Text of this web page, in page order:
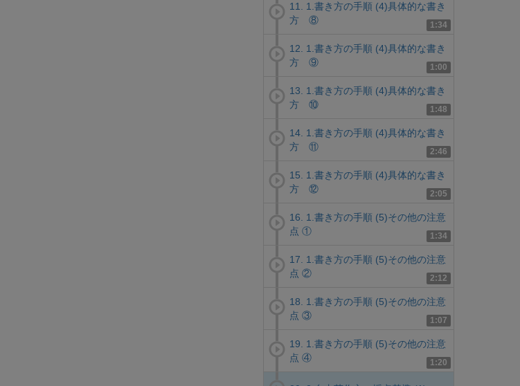
1:34
11. 1.書き方の手順 (4)具体的な書き
方 ⑧
1:00
12. 1.書き方の手順 (4)具体的な書き
方 ⑨
1:48
13. 1.書き方の手順 (4)具体的な書き
方 ⑩
2:46
14. 1.書き方の手順 (4)具体的な書き
方 ⑪
2:05
15. 1.書き方の手順 (4)具体的な書き
方 ⑫
1:34
16. 1.書き方の手順 (5)その他の注意
点 ①
2:12
17. 1.書き方の手順 (5)その他の注意
点 ②
1:07
18. 1.書き方の手順 (5)その他の注意
点 ③
1:20
19. 1.書き方の手順 (5)その他の注意
点 ④